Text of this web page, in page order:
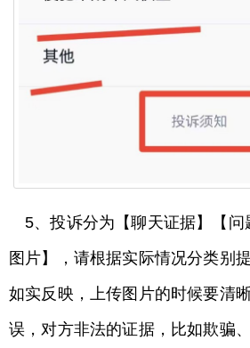
5、投诉分为【聊天证据】【
图片】，请根据实际情况分类别
如实反映，上传图片的时候要清
误，对方非法的证据，比如欺骗